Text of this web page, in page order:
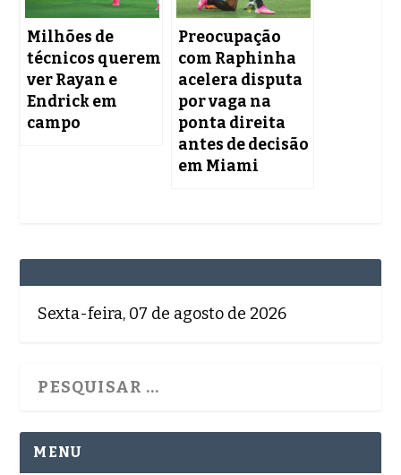
Milhões de
técnicos querem
ver Rayan e
Endrick em
campo
Preocupação
com Raphinha
acelera disputa
por vaga na
ponta direita
antes de decisão
em Miami
Sexta-feira, 07 de agosto de 2026
MENU